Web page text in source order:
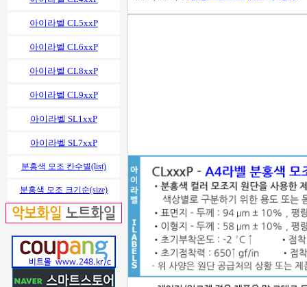
아이라벨 CL5xxP
아이라벨 CL6xxP
아이라벨 CL8xxP
아이라벨 CL9xxP
아이라벨 SL1xxP
아이라벨 SL7xxP
분홍색 모조 칸수별(list)
분홍색 모조 크기순(size)